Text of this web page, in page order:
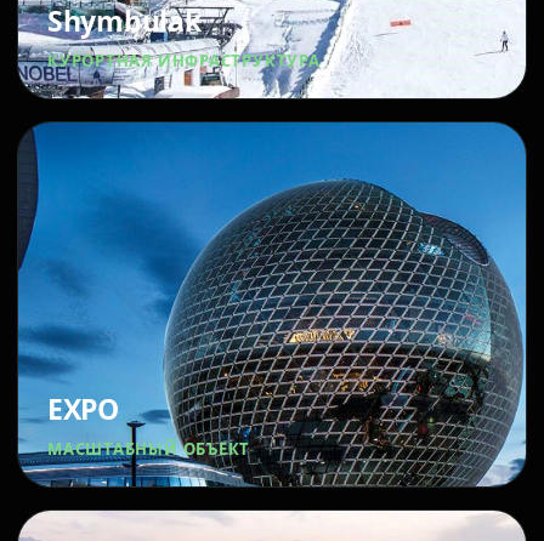
Shymbulak
КУРОРТНАЯ ИНФРАСТРУКТУРА
EXPO
МАСШТАБНЫЙ ОБЪЕКТ